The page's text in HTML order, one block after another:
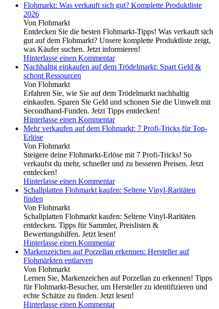
Flohmarkt: Was verkauft sich gut? Komplette Produktliste
2026
Von Flohmarkt
Entdecken Sie die besten Flohmarkt-Tipps! Was verkauft sich
gut auf dem Flohmarkt? Unsere komplette Produktliste zeigt,
was Käufer suchen. Jetzt informieren!
Hinterlasse einen Kommentar
Nachhaltig einkaufen auf dem Trödelmarkt: Spart Geld &
schont Ressourcen
Von Flohmarkt
Erfahren Sie, wie Sie auf dem Trödelmarkt nachhaltig
einkaufen. Sparen Sie Geld und schonen Sie die Umwelt mit
Secondhand-Funden. Jetzt Tipps entdecken!
Hinterlasse einen Kommentar
Mehr verkaufen auf dem Flohmarkt: 7 Profi-Tricks für Top-
Erlöse
Von Flohmarkt
Steigere deine Flohmarkt-Erlöse mit 7 Profi-Tricks! So
verkaufst du mehr, schneller und zu besseren Preisen. Jetzt
entdecken!
Hinterlasse einen Kommentar
Schallplatten Flohmarkt kaufen: Seltene Vinyl-Raritäten
finden
Von Flohmarkt
Schallplatten Flohmarkt kaufen: Seltene Vinyl-Raritäten
entdecken. Tipps für Sammler, Preislisten &
Bewertungshilfen. Jetzt lesen!
Hinterlasse einen Kommentar
Markenzeichen auf Porzellan erkennen: Hersteller auf
Flohmärkten entlarven
Von Flohmarkt
Lernen Sie, Markenzeichen auf Porzellan zu erkennen! Tipps
für Flohmarkt-Besucher, um Hersteller zu identifizieren und
echte Schätze zu finden. Jetzt lesen!
Hinterlasse einen Kommentar